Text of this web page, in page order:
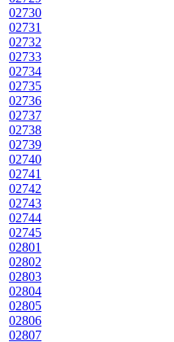
02730
02731
02732
02733
02734
02735
02736
02737
02738
02739
02740
02741
02742
02743
02744
02745
02801
02802
02803
02804
02805
02806
02807